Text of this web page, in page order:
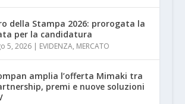
della Stampa 2026: prorogata la
per la candidatura
5, 2026| EVIDENZA, MERCATO
amplia l’offerta Mimaki tra
premi e nuove soluzioni